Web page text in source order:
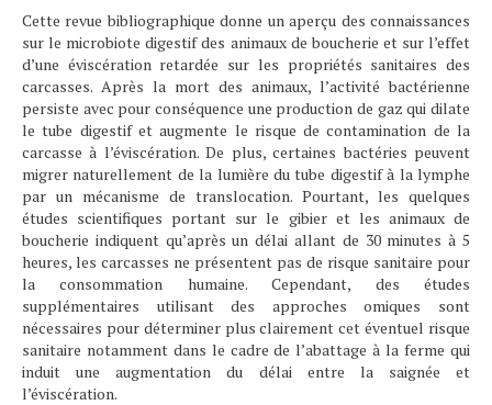
Cette revue bibliographique donne un aperçu des connaissances
sur le microbiote digestif des animaux de boucherie et sur l’effet
d’une éviscération retardée sur les propriétés sanitaires des
carcasses. Après la mort des animaux, l’activité bactérienne
persiste avec pour conséquence une production de gaz qui dilate
le tube digestif et augmente le risque de contamination de la
carcasse à l’éviscération. De plus, certaines bactéries peuvent
migrer naturellement de la lumière du tube digestif à la lymphe
par un mécanisme de translocation. Pourtant, les quelques
études scientifiques portant sur le gibier et les animaux de
boucherie indiquent qu’après un délai allant de 30 minutes à 5
heures, les carcasses ne présentent pas de risque sanitaire pour
la consommation humaine. Cependant, des études
supplémentaires utilisant des approches omiques sont
nécessaires pour déterminer plus clairement cet éventuel risque
sanitaire notamment dans le cadre de l’abattage à la ferme qui
induit une augmentation du délai entre la saignée et
l’éviscération.